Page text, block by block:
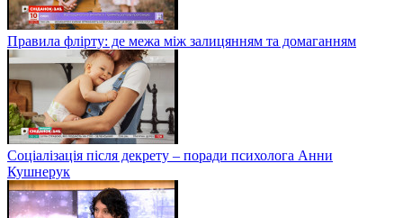
Правила флірту: де межа між залицянням та домаганням
Соціалізація після декрету – поради психолога Анни
Кушнерук